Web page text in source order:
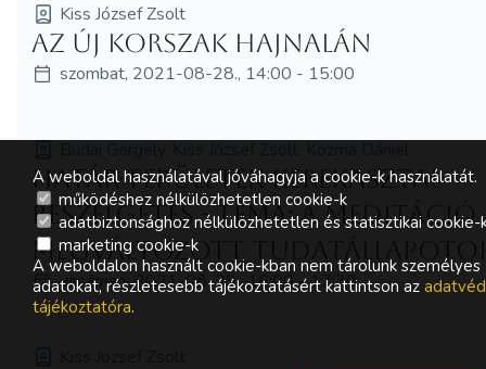
Kiss József Zsolt
Az új korszak hajnalán
szombat, 2021-08-28., 14:00 - 15:00
Határ-területek kerekasztal
beszélgetés - Téma: A meditáció
megváltozott
vasárnap, 2021-08-29., 16:00 - 17:30
A weboldal használatával jóváhagyja a cookie-k használatát.
működéshez nélkülözhetetlen cookie-k
adatbiztonsághoz nélkülözhetetlen és statisztikai cookie-
marketing cookie-k
A weboldalon használt cookie-kban nem tárolunk személyes
adatokat, részletesebb tájékoztatásért kattintson az
tájékoztatóra.